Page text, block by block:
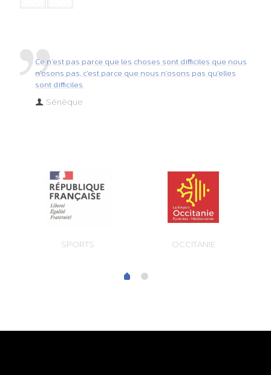
Ce n'est pas parce que les choses sont difficiles que nous
n'osons pas, c'est parce que nous n'osons pas qu'elles
sont difficiles.
Sénèque
SPORTS OCCITANIE